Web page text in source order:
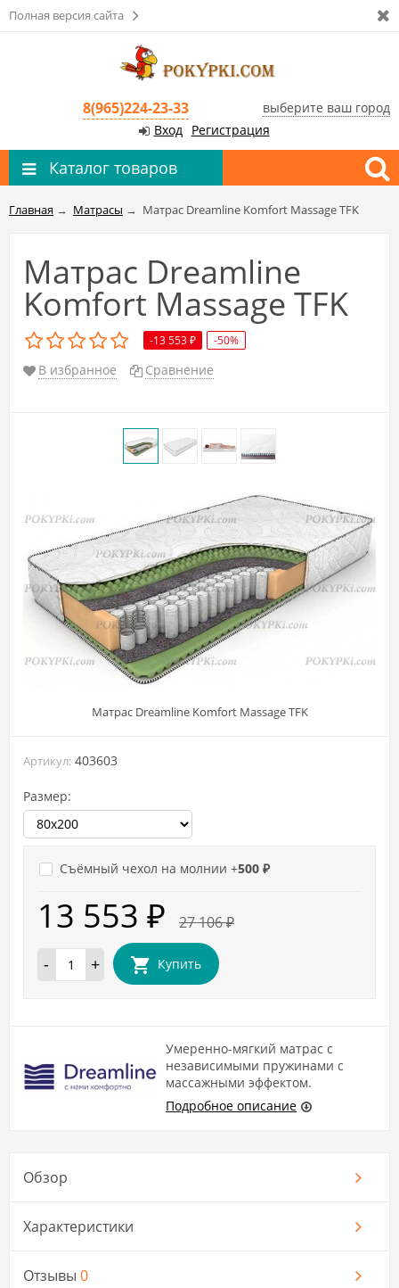
Полная версия сайта
8(965)224-23-33
выберите ваш город
Вход
Регистрация
Каталог товаров
Главная → Матрасы → Матрас Dreamline Komfort Massage TFK
Матрас Dreamline
Komfort Massage TFK
-13 553 ₽ -50%
В избранное Сравнение
Матрас Dreamline Komfort Massage TFK
Артикул: 403603
Размер:
Съёмный чехол на молнии +500 ₽
13 553 ₽ 27 106₽
- + Купить
Умеренно-мягкий матрас с
независимыми пружинами с
массажными эффектом.
Подробное описание
Обзор
Характеристики
Отзывы 0